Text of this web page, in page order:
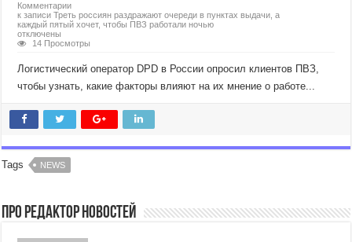
Комментарии
к записи Треть россиян раздражают очереди в пунктах выдачи, а
каждый пятый хочет, чтобы ПВЗ работали ночью
отключены
14 Просмотры
Логистический оператор DPD в России опросил клиентов ПВЗ,
чтобы узнать, какие факторы влияют на их мнение о работе...
Tags NEWS
Про Редактор Новостей